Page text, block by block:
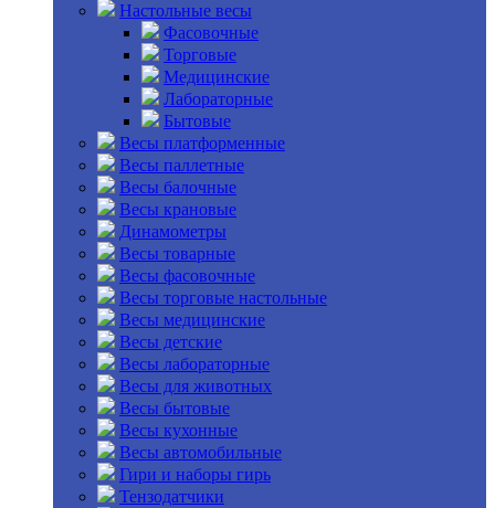
Настольные весы
Фасовочные
Торговые
Медицинские
Лабораторные
Бытовые
Весы платформенные
Весы паллетные
Весы балочные
Весы крановые
Динамометры
Весы товарные
Весы фасовочные
Весы торговые настольные
Весы медицинские
Весы детские
Весы лабораторные
Весы для животных
Весы бытовые
Весы кухонные
Весы автомобильные
Гири и наборы гирь
Тензодатчики